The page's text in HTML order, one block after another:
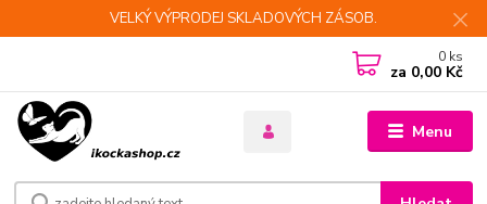
VELKÝ VÝPRODEJ SKLADOVÝCH ZÁSOB.
Menu
0 ks
za 0,00 Kč